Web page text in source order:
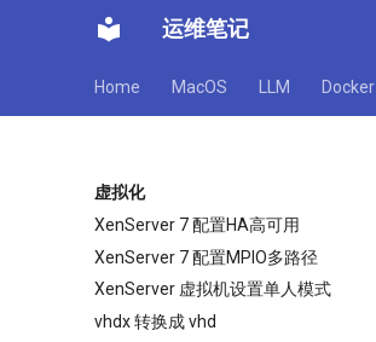
运维笔记
Home MacOS LLM Docker
虚拟化
XenServer 7 配置HA高可用
XenServer 7 配置MPIO多路径
XenServer 虚拟机设置单人模式
vhdx 转换成 vhd